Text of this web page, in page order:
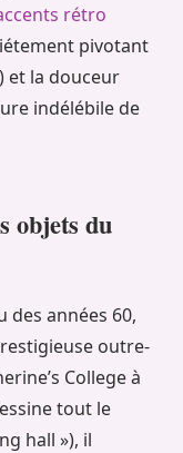
rétro
pivotant
et la douceur
indélébile de
objets du
des années 60,
outre-
College à
tout le
hall »), il